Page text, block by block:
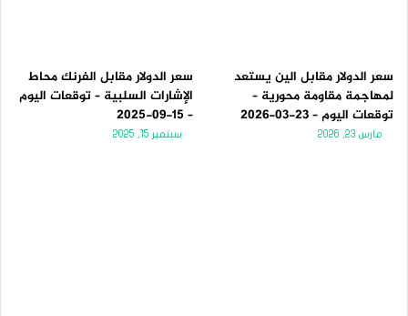
سعر الدولار مقابل الين يستعد
لمهاجمة مقاومة محورية –
توقعات اليوم – 23-03-2026
مارس 23, 2026
سعر الدولار مقابل الفرنك محاط
الإشارات السلبية – توقعات اليوم
– 15-09-2025
سبتمبر 15, 2025